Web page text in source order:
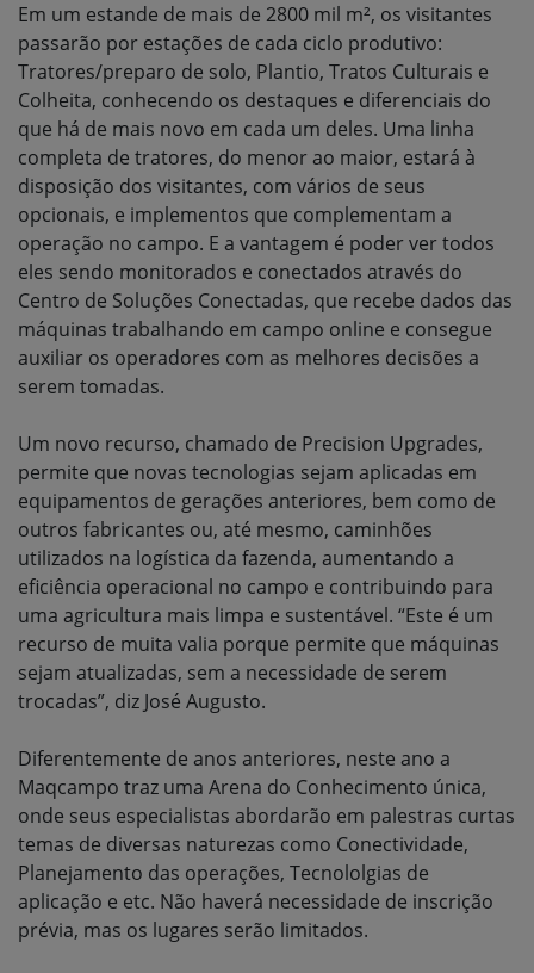
Em um estande de mais de 2800 mil m², os visitantes
passarão por estações de cada ciclo produtivo:
Tratores/preparo de solo, Plantio, Tratos Culturais e
Colheita, conhecendo os destaques e diferenciais do
que há de mais novo em cada um deles. Uma linha
completa de tratores, do menor ao maior, estará à
disposição dos visitantes, com vários de seus
opcionais, e implementos que complementam a
operação no campo. E a vantagem é poder ver todos
eles sendo monitorados e conectados através do
Centro de Soluções Conectadas, que recebe dados das
máquinas trabalhando em campo online e consegue
auxiliar os operadores com as melhores decisões a
serem tomadas.
Um novo recurso, chamado de Precision Upgrades,
permite que novas tecnologias sejam aplicadas em
equipamentos de gerações anteriores, bem como de
outros fabricantes ou, até mesmo, caminhões
utilizados na logística da fazenda, aumentando a
eficiência operacional no campo e contribuindo para
uma agricultura mais limpa e sustentável. “Este é um
recurso de muita valia porque permite que máquinas
sejam atualizadas, sem a necessidade de serem
trocadas”, diz José Augusto.
Diferentemente de anos anteriores, neste ano a
Maqcampo traz uma Arena do Conhecimento única,
onde seus especialistas abordarão em palestras curtas
temas de diversas naturezas como Conectividade,
Planejamento das operações, Tecnololgias de
aplicação e etc. Não haverá necessidade de inscrição
prévia, mas os lugares serão limitados.